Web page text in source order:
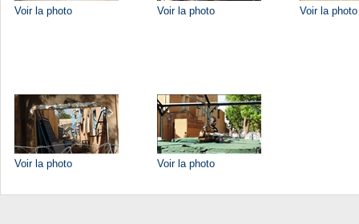
Voir la photo Voir la photo Voir la photo
Voir la photo Voir la photo